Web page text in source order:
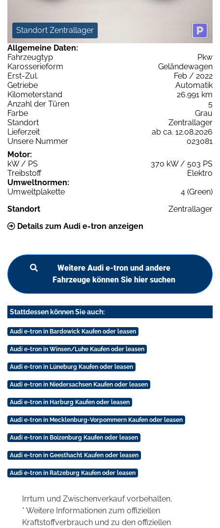
Standort Zentrallager
Allgemeine Daten:
Fahrzeugtyp
Pkw
Karosserieform
Geländewagen
Erst-Zul.
Feb / 2022
Getriebe
Automatik
Kilometerstand
26.991 km
Anzahl der Türen
5
Farbe
Grau
Standort
Zentrallager
Lieferzeit
ab ca. 12.08.2026
Unsere Nummer
023081
Motor:
kW / PS
370 kW / 503 PS
Treibstoff
Elektro
Umweltnormen:
Umweltplakette
4 (Green)
Standort
Zentrallager
Details zum Audi e-tron anzeigen
Weitere Audi e-tron und andere
Fahrzeuge können Sie hier suchen
Stattdessen können Sie auch:
Audi e-tron in Bardowick Kaufen oder leasen
Audi e-tron in Winsen/Luhe Kaufen oder leasen
Audi e-tron in Lüneburg Kaufen oder leasen
Audi e-tron in Niedersachsen Kaufen oder leasen
Audi e-tron in Harburg Kaufen oder leasen
Audi e-tron in Mecklenburg-Vorpommern Kaufen oder leasen
Audi e-tron in Boizenburg Kaufen oder leasen
Audi e-tron in Geesthacht Kaufen oder leasen
Audi e-tron in Ratzeburg Kaufen oder leasen
Irrtum und Zwischenverkauf vorbehalten.
* Weitere Informationen zum offiziellen
Kraftstoffverbrauch und zu den offiziellen